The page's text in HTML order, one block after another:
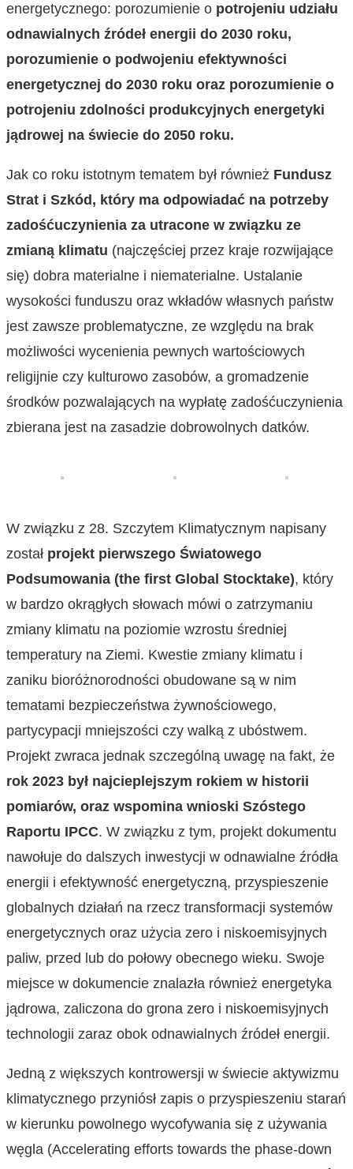
energetycznego: porozumienie o potrojeniu udziału
odnawialnych źródeł energii do 2030 roku,
porozumienie o podwojeniu efektywności
energetycznej do 2030 roku oraz porozumienie o
potrojeniu zdolności produkcyjnych energetyki
jądrowej na świecie do 2050 roku.
Jak co roku istotnym tematem był również Fundusz
Strat i Szkód, który ma odpowiadać na potrzeby
zadośćuczynienia za utracone w związku ze
zmianą klimatu (najczęściej przez kraje rozwijające
się) dobra materialne i niematerialne. Ustalanie
wysokości funduszu oraz wkładów własnych państw
jest zawsze problematyczne, ze względu na brak
możliwości wycenienia pewnych wartościowych
religijnie czy kulturowo zasobów, a gromadzenie
środków pozwalających na wypłatę zadośćuczynienia
zbierana jest na zasadzie dobrowolnych datków.
W związku z 28. Szczytem Klimatycznym napisany
został projekt pierwszego Światowego
Podsumowania (the first Global Stocktake), który
w bardzo okrągłych słowach mówi o zatrzymaniu
zmiany klimatu na poziomie wzrostu średniej
temperatury na Ziemi. Kwestie zmiany klimatu i
zaniku bioróżnorodności obudowane są w nim
tematami bezpieczeństwa żywnościowego,
partycypacji mniejszości czy walką z ubóstwem.
Projekt zwraca jednak szczególną uwagę na fakt, że
rok 2023 był najcieplejszym rokiem w historii
pomiarów, oraz wspomina wnioski Szóstego
Raportu IPCC. W związku z tym, projekt dokumentu
nawołuje do dalszych inwestycji w odnawialne źródła
energii i efektywność energetyczną, przyspieszenie
globalnych działań na rzecz transformacji systemów
energetycznych oraz użycia zero i niskoemisyjnych
paliw, przed lub do połowy obecnego wieku. Swoje
miejsce w dokumencie znalazła również energetyka
jądrowa, zaliczona do grona zero i niskoemisyjnych
technologii zaraz obok odnawialnych źródeł energii.
Jedną z większych kontrowersji w świecie aktywizmu
klimatycznego przyniósł zapis o przyspieszeniu starań
w kierunku powolnego wycofywania się z używania
węgla (Accelerating efforts towards the phase-down